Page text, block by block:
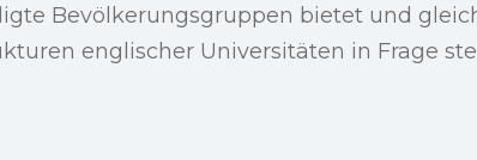
Bevölkerungsgruppen bietet und
englischer Universitäten in Frage